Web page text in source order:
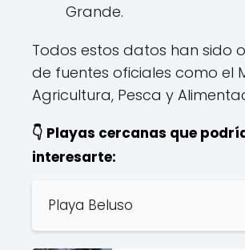
Grande.
Todos estos datos han sido
de fuentes oficiales como el
Agricultura, Pesca y
👇 Playas cercanas que
interesarte:
Playa Beluso